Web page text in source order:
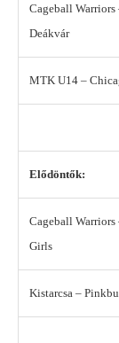
Cageball Warriors
Deákvár
MTK U14 –
Elődöntők:
Cageball Warriors
Girls
Kistarcsa –